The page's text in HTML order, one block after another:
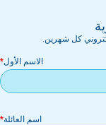
كل شهرين.
الاسم الأول
اسم العائلة